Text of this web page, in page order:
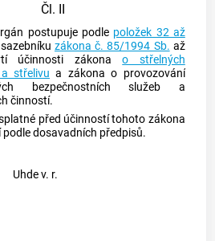
Čl. II
postupuje podle položek 32 až
zákona č. 85/1994 Sb. až
účinnosti zákonao střelných
střelivu a zákona o provozování
bezpečnostních služeb a
činností.
před účinností tohoto zákona
podle dosavadních předpisů.
Uhde v. r.